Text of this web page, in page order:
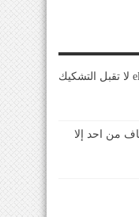
مصداقية elmaestrosport لا تقبل التشكيك
من احد إلا